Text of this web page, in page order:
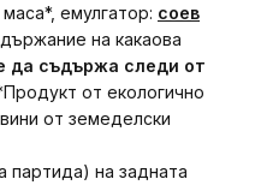
емулгатор: соев
на какаова
да съдържа следи от
от екологично
от земеделски
партида) на задната